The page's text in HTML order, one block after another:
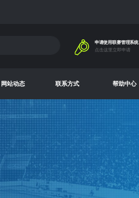
申请使用联赛管理系统
点击这里立即申请
网站动态 联系方式 帮助中心